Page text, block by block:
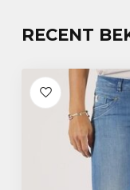
RECENT